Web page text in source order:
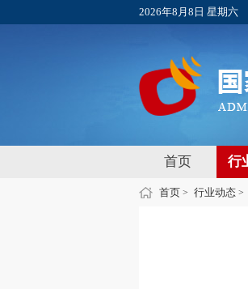
2026年8月8日 星期六
首页 行
首页 > 行业动态 >